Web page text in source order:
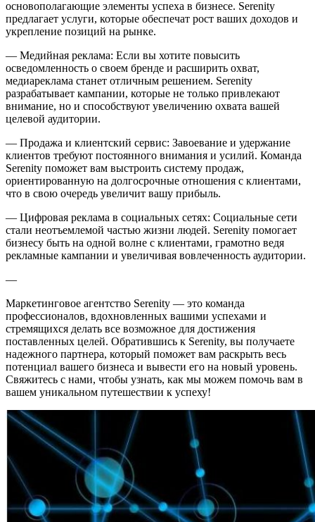
основополагающие элементы успеха в бизнесе. Serenity
предлагает услуги, которые обеспечат рост ваших доходов и
укрепление позиций на рынке.
— Медийная реклама: Если вы хотите повысить
осведомленность о своем бренде и расширить охват,
медиареклама станет отличным решением. Serenity
разрабатывает кампании, которые не только привлекают
внимание, но и способствуют увеличению охвата вашей
целевой аудитории.
— Продажа и клиентский сервис: Завоевание и удержание
клиентов требуют постоянного внимания и усилий. Команда
Serenity поможет вам выстроить систему продаж,
ориентированную на долгосрочные отношения с клиентами,
что в свою очередь увеличит вашу прибыль.
— Цифровая реклама в социальных сетях: Социальные сети
стали неотъемлемой частью жизни людей. Serenity помогает
бизнесу быть на одной волне с клиентами, грамотно ведя
рекламные кампании и увеличивая вовлеченность аудитории.
—
Маркетинговое агентство Serenity — это команда
профессионалов, вдохновленных вашими успехами и
стремящихся делать все возможное для достижения
поставленных целей. Обратившись к Serenity, вы получаете
надежного партнера, который поможет вам раскрыть весь
потенциал вашего бизнеса и вывести его на новый уровень.
Свяжитесь с нами, чтобы узнать, как мы можем помочь вам в
вашем уникальном путешествии к успеху!